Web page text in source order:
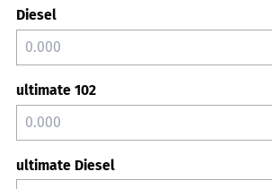
Diesel
ultimate 102
ultimate Diesel